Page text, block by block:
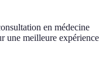
en médecine
une meilleure expérience